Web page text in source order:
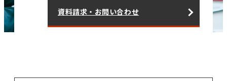
資料請求・お問い合わせ